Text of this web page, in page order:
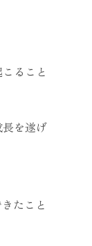
ること
を遂げ
たこと